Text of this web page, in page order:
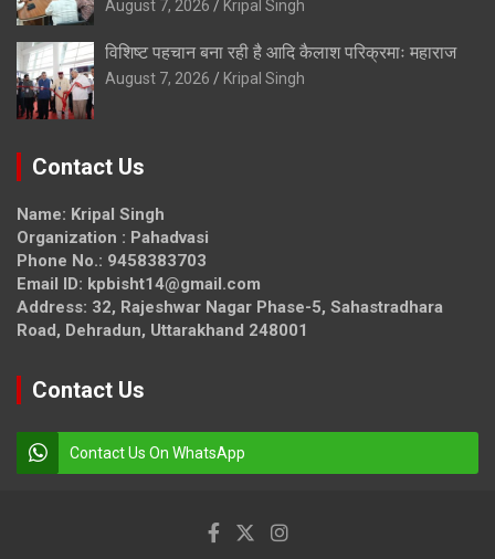
August 7, 2026 Kripal Singh
विशिष्ट पहचान बना रही है आदि कैलाश परिक्रमाः महाराज
August 7, 2026 Kripal Singh
Contact Us
Name: Kripal Singh
Organization : Pahadvasi
Phone No.: 9458383703
Email ID: kpbisht14@gmail.com
Address: 32, Rajeshwar Nagar Phase-5, Sahastradhara
Road, Dehradun, Uttarakhand 248001
Contact Us
Contact Us On WhatsApp